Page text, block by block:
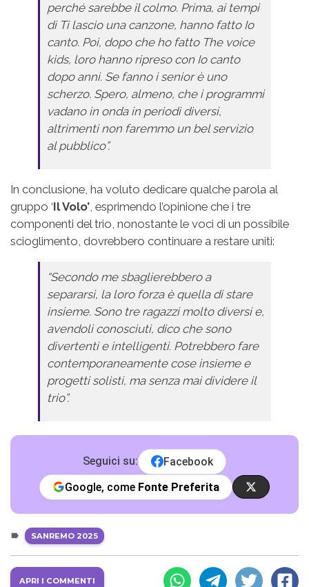
perché sarebbe il colmo. Prima, ai tempi
di Ti lascio una canzone, hanno fatto Io
canto. Poi, dopo che ho fatto The voice
kids, loro hanno ripreso con Io canto
dopo anni. Se fanno i senior è uno
scherzo. Spero, almeno, che i programmi
vadano in onda in periodi diversi,
altrimenti non faremmo un bel servizio
al pubblico”.
In conclusione, ha voluto dedicare qualche parola al
gruppo ‘Il Volo’ , esprimendo l’opinione che i tre
componenti del trio, nonostante le voci di un possibile
scioglimento, dovrebbero continuare a restare uniti:
“Secondo me sbaglierebbero a
separarsi, la loro forza è quella di stare
insieme. Sono tre ragazzi molto diversi e,
avendoli conosciuti, dico che sono
divertenti e intelligenti. Potrebbero fare
contemporaneamente cose insieme e
progetti solisti, ma senza mai dividere il
trio”.
Seguici su:
Facebook
Google, come Fonte Preferita
SANREMO 2025
APRI I COMMENTI